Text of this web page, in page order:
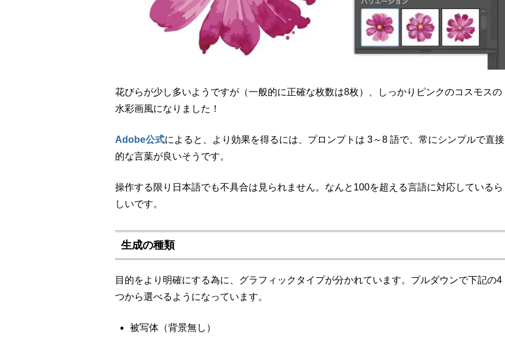
花びらが少し多いようですが（一般的に正確な枚数は8枚）、しっかりピンクのコスモスの
水彩画風になりました！
Adobe公式によると、より効果を得るには、 プロンプトは 3～8 語で、 常にシンプルで直接
的な言葉が良いそうです。
操作する限り日本語でも不具合は見られません。なんと100を超える言語に対応しているら
しいです。
生成の種類
目的をより明確にする為に、グラフィックタイプが分かれています。プルダウンで下記の4
つから選べるようになっています。
被写体（背景無し ）